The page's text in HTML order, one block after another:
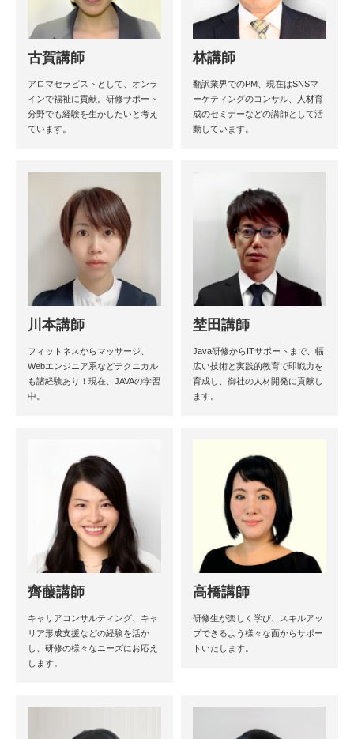
古賀講師
アロマセラピストとして、オンラ
インで福祉に貢献。研修サポート
分野でも経験を生かしたいと考え
ています。
林講師
翻訳業界でのPM、現在はSNSマ
ーケティングのコンサル、人材育
成のセミナーなどの講師として活
動しています。
川本講師
フィットネスからマッサージ、
Webエンジニア系などテクニカル
も諸経験あり！現在、JAVAの学習
中。
埜田講師
Java研修からITサポートまで、幅
広い技術と実践的教育で即戦力を
育成し、御社の人材開発に貢献し
ます。
齊藤講師
キャリアコンサルティング、キャ
リア形成支援などの経験を活か
し、研修の様々なニーズにお応え
します。
高橋講師
研修生が楽しく学び、スキルアッ
プできるよう様々な面からサポー
トいたします。